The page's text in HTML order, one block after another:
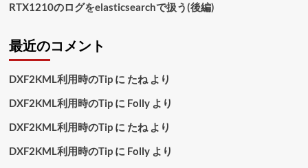
RTX1210のログをelasticsearchで扱う(後編)
最近のコメント
DXF2KML利用時のTipに たねより
DXF2KML利用時のTipに Follyより
DXF2KML利用時のTipに たねより
DXF2KML利用時のTipに Follyより